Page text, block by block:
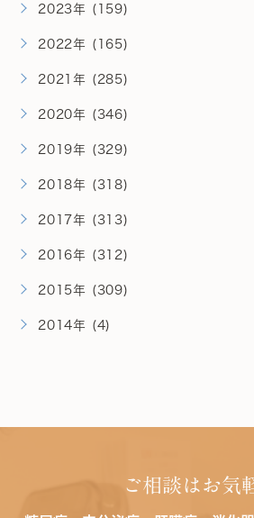
2023年 (159)
2022年 (165)
2021年 (285)
2020年 (346)
2019年 (329)
2018年 (318)
2017年 (313)
2016年 (312)
2015年 (309)
2014年 (4)
ご相談はお気